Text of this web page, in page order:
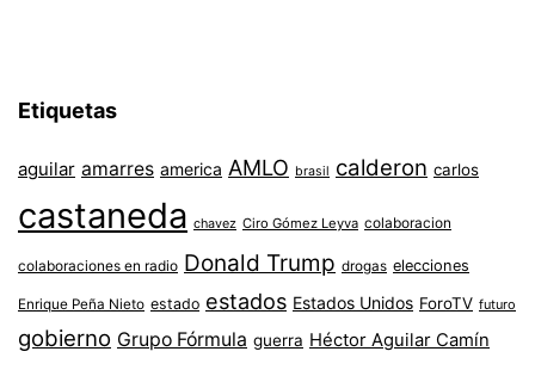
Etiquetas
aguilar amarres america AMLO brasil calderon carlos
castaneda chavez Ciro Gómez Leyva colaboracion
colaboraciones en radio Donald Trump drogas elecciones
Enrique Peña Nieto estado estados Estados Unidos ForoTV futuro
gobierno Grupo Fórmula guerra Héctor Aguilar Camín